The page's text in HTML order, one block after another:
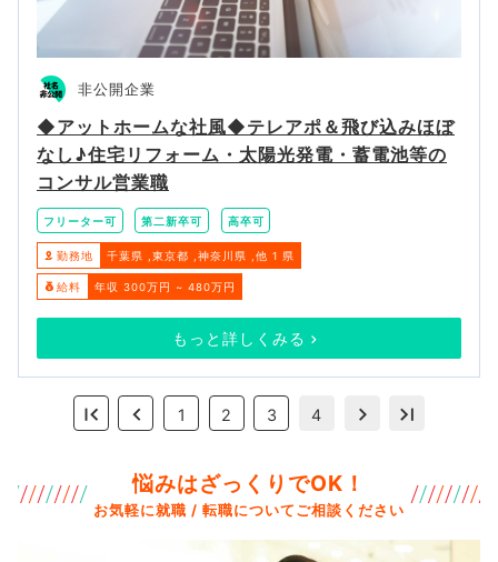
非公開企業
◆アットホームな社風◆テレアポ＆飛び込みほぼ
なし♪住宅リフォーム・太陽光発電・蓄電池等の
コンサル営業職
フリーター可 第二新卒可 高卒可
勤務地 千葉県 東京都 神奈川県 他 1 県
給料 年収 300万円 ~ 480万円
もっと詳しくみる
1 2 3 4
悩みはざっくりでOK！
お気軽に就職 / 転職についてご相談ください